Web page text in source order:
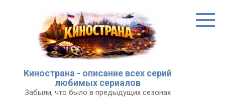
Кинострана - описание всех серий
любимых сериалов
Забыли, что было в предыдущих сезонах